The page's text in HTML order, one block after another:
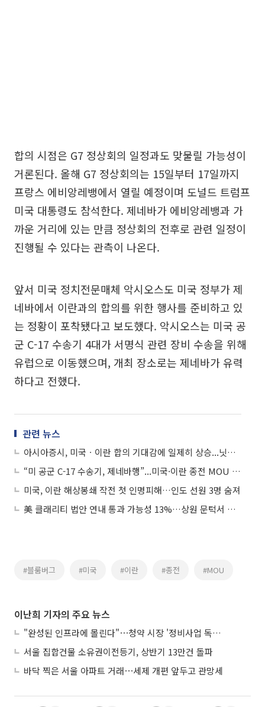
합의 시점은 G7 정상회의 일정과도 맞물릴 가능성이
거론된다. 올해 G7 정상회의는 15일부터 17일까지
프랑스 에비앙레뱅에서 열릴 예정이며 도널드 트럼프
미국 대통령도 참석한다. 제네바가 에비앙레뱅과 가
까운 거리에 있는 만큼 정상회의 전후로 관련 일정이
진행될 수 있다는 관측이 나온다.
앞서 미국 정치전문매체 악시오스도 미국 정부가 제
네바에서 이란과의 합의를 위한 행사를 준비하고 있
는 정황이 포착됐다고 보도했다. 악시오스는 미국 공
군 C-17 수송기 4대가 서명식 관련 장비 수송을 위해
유럽으로 이동했으며, 개최 장소로는 제네바가 유력
하다고 전했다.
관련 뉴스
아시아증시, 미국ㆍ이란 합의 기대감에 일제히 상승...닛케이 2.81%↑
“미 공군 C-17 수송기, 제네바행”...미국·이란 종전 MOU 서명식 임박했나
미국, 이란 해상봉쇄 작전 첫 인명피해…인도 선원 3명 숨져
美 클래리티 법안 연내 통과 가능성 13%…상원 문턱서 제동
#블룸버그 #미국 #이란 #종전 #MOU
이난희 기자의 주요 뉴스
"완성된 인프라에 몰린다"⋯청약 시장 '정비사업 독주' 42배 격차
서울 집합건물 소유권이전등기, 상반기 13만건 돌파
바닥 찍은 서울 아파트 거래⋯세제 개편 앞두고 관망세